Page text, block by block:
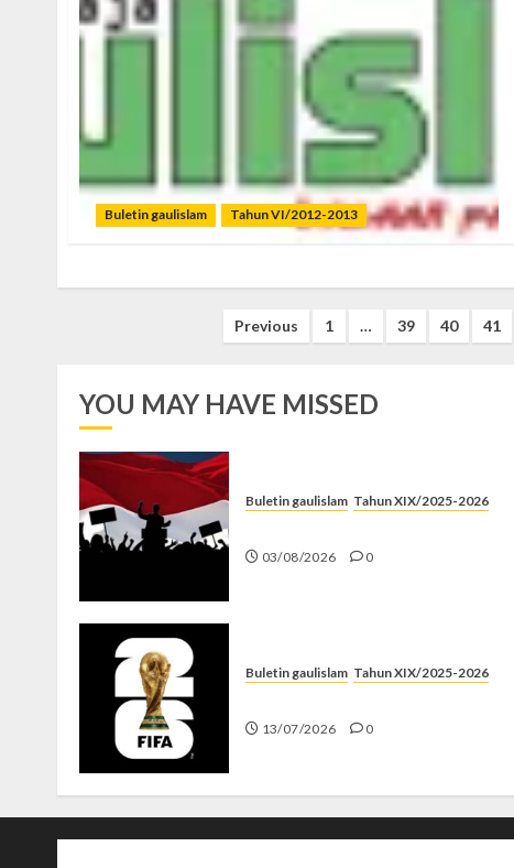
Buletin gaulislam Tahun VI/2012-2013
Previous 1 … 39 40 41
YOU MAY HAVE MISSED
Buletin gaulislam Tahun XIX/2025-2026
03/08/2026 0
Buletin gaulislam Tahun XIX/2025-2026
13/07/2026 0